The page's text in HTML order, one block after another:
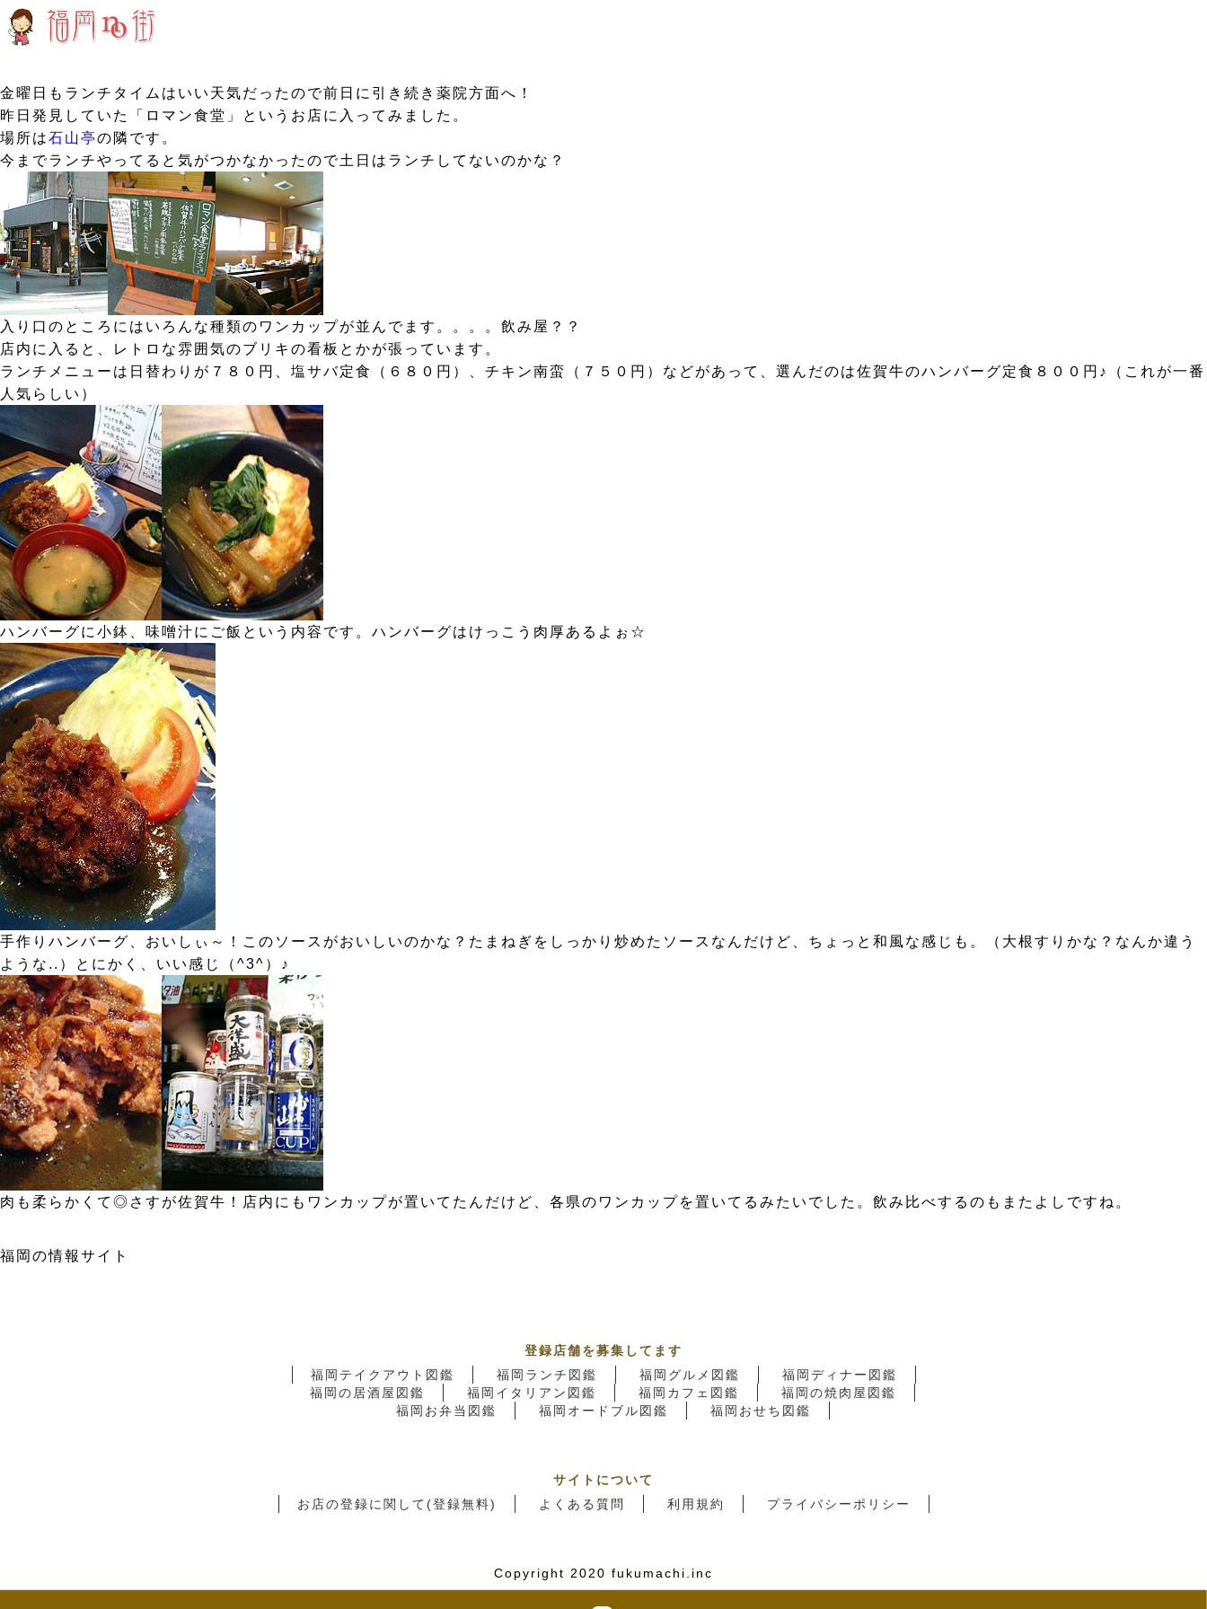
金曜日もランチタイムはいい天気だったので前日に引き続き薬院方面へ！
昨日発見していた「ロマン食堂」というお店に入ってみました。
場所は石山亭の隣です。
今までランチやってると気がつかなかったので土日はランチしてないのかな？
入り口のところにはいろんな種類のワンカップが並んでます。。。。飲み屋？？
店内に入ると、レトロな雰囲気のブリキの看板とかが張っています。
ランチメニューは日替わりが７８０円、塩サバ定食（６８０円）、チキン南蛮（７５０円）などがあって、選んだのは佐賀牛のハンバーグ定食８００円♪（これが一番
人気らしい）
ハンバーグに小鉢、味噌汁にご飯という内容です。ハンバーグはけっこう肉厚あるよぉ☆
手作りハンバーグ、おいしぃ～！このソースがおいしいのかな？たまねぎをしっかり炒めたソースなんだけど、ちょっと和風な感じも。（大根すりかな？なんか違う
ような..）とにかく、いい感じ（^3^）♪
肉も柔らかくて◎さすが佐賀牛！店内にもワンカップが置いてたんだけど、各県のワンカップを置いてるみたいでした。飲み比べするのもまたよしですね。
福岡の情報サイト
登録店舗を募集してます
福岡テイクアウト図鑑
福岡ランチ図鑑 福岡グルメ図鑑
福岡ディナー図鑑
福岡の居酒屋図鑑
福岡イタリアン図鑑 福岡カフェ図鑑
福岡の焼肉屋図鑑
福岡お弁当図鑑
福岡オードブル図鑑 福岡おせち図鑑
サイトについて
お店の登録に関して(登録無料)
よくある質問 利用規約 プライバシーポリシー
Copyright 2020 fukumachi.inc